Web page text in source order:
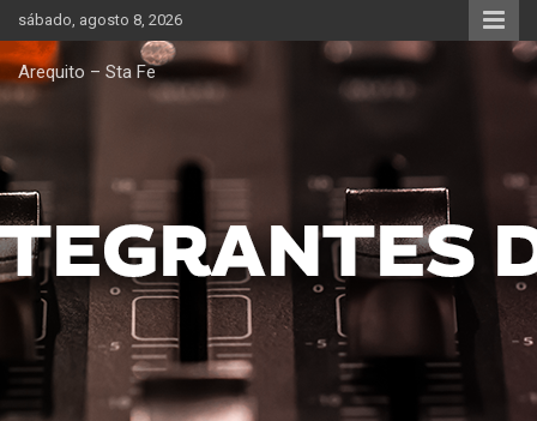
Saltar
al
contenido
sábado, agosto 8, 2026
Arequito – Sta Fe